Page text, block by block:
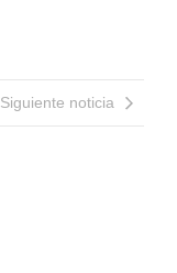
Siguiente noticia